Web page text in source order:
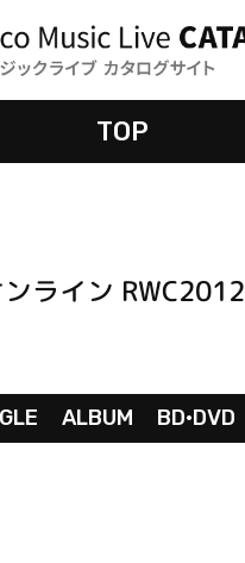
TOP
ライン RWC2012
ALBUM BD•DVD